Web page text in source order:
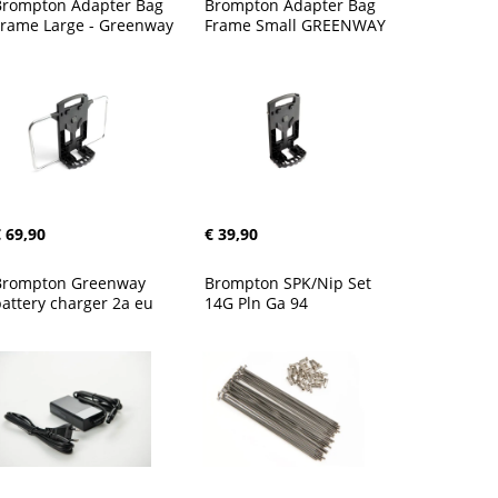
Adapter Bag
Large - Greenway
69,90
Brompton Adapter Bag
Frame Small GREENWAY
€ 39,90
Greenway
charger 2a eu
Brompton SPK/Nip Set
14G Pln Ga 94